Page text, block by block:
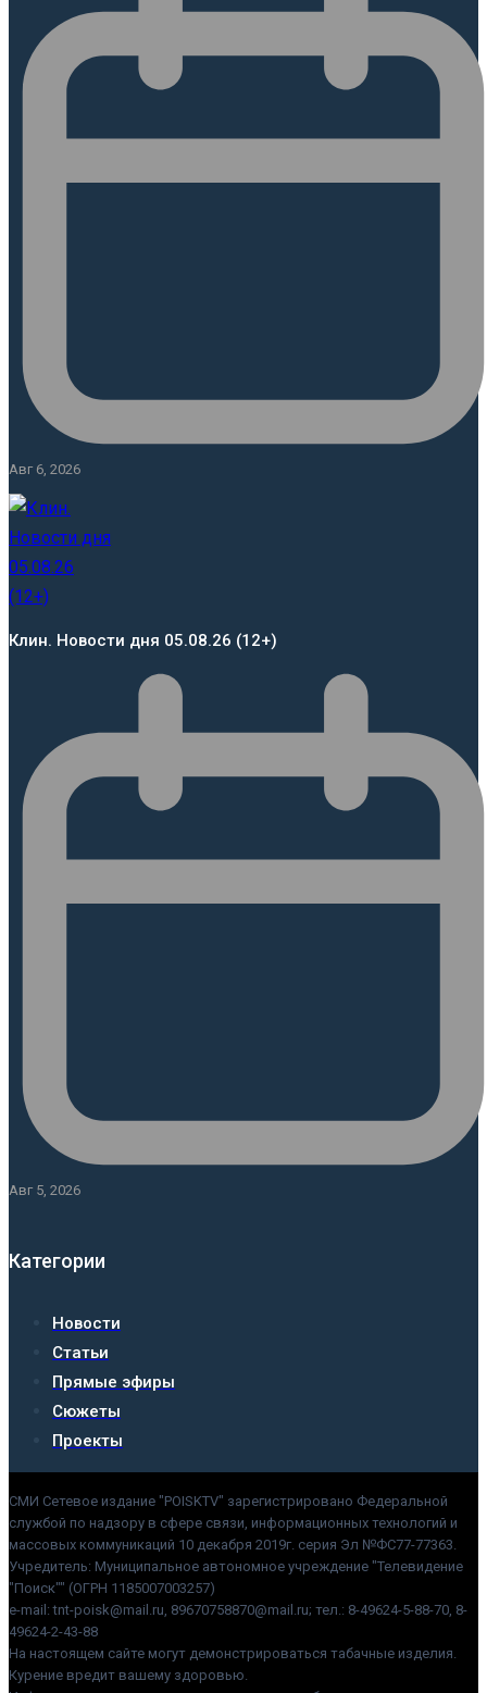
Авг 6, 2026
Клин. Новости дня 05.08.26 (12+)
Авг 5, 2026
Категории
Новости
Статьи
Прямые эфиры
Сюжеты
Проекты
СМИ Сетевое издание "POISKTV" зарегистрировано Федеральной
службой по надзору в сфере связи, информационных технологий и
массовых коммуникаций 10 декабря 2019г. серия Эл №ФС77-77363.
Учредитель: Муниципальное автономное учреждение "Телевидение
"Поиск"" (ОГРН 1185007003257)
e-mail: tnt-poisk@mail.ru, 89670758870@mail.ru; тел.: 8-49624-5-88-70, 8-
49624-2-43-88
На настоящем сайте могут демонстрироваться табачные изделия.
Курение вредит вашему здоровью.